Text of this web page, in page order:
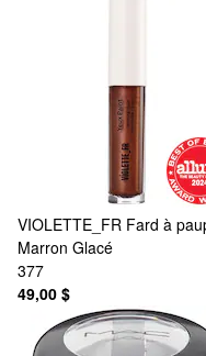
VIOLETTE_FR Fard à
Marron Glacé
377
49,00 $